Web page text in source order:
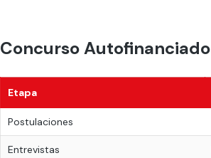
Concurso Autofinanciado
Etapa
Postulaciones
Entrevistas